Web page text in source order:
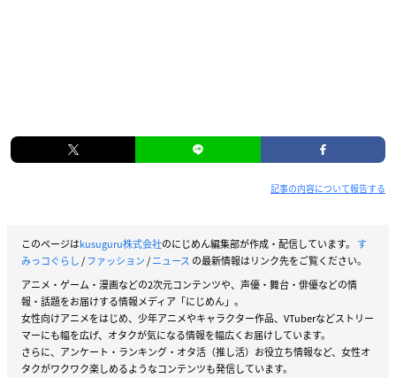
記事の内容について報告する
このページはkusuguru株式会社のにじめん編集部が作成・配信しています。 す
みっコぐらし/ファッション/ニュース の最新情報はリンク先をご覧ください。
アニメ・ゲーム・漫画などの2次元コンテンツや、声優・舞台・俳優などの情
報・話題をお届けする情報メディア「にじめん」。
女性向けアニメをはじめ、少年アニメやキャラクター作品、VTuberなどストリー
マーにも幅を広げ、オタクが気になる情報を幅広くお届けしています。
さらに、アンケート・ランキング・オタ活（推し活）お役立ち情報など、女性オ
タクがワクワク楽しめるようなコンテンツも発信しています。